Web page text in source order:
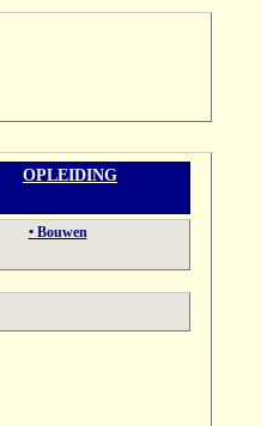
OPLEIDING
• Bouwen